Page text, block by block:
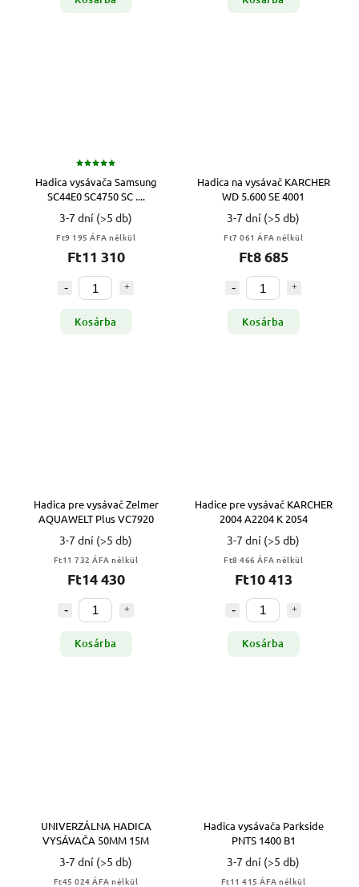
Hadica vysávača Samsung
SC44E0 SC4750 SC ....
3-7 dní (>5 db)
Ft9 195 ÁFA nélkül
Ft11 310
Kosárba
Hadica na vysávač KARCHER
WD 5.600 SE 4001
3-7 dní (>5 db)
Ft7 061 ÁFA nélkül
Ft8 685
Kosárba
Hadica pre vysávač Zelmer
AQUAWELT Plus VC7920
3-7 dní (>5 db)
Ft11 732 ÁFA nélkül
Ft14 430
Kosárba
Hadice pre vysávač KARCHER
2004 A2204 K 2054
3-7 dní (>5 db)
Ft8 466 ÁFA nélkül
Ft10 413
Kosárba
UNIVERZÁLNA HADICA
VYSÁVAČA 50MM 15M
3-7 dní (>5 db)
Ft45 024 ÁFA nélkül
Hadica vysávača Parkside
PNTS 1400 B1
3-7 dní (>5 db)
Ft11 415 ÁFA nélkül